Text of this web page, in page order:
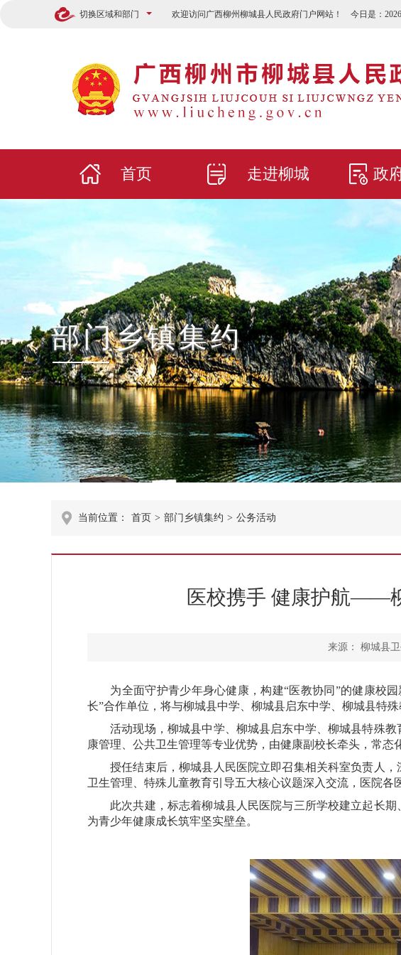
切换区域和部门 欢迎访问广西柳州柳城县人民政府门户网站！ 今日是：
首页 走进柳城 政
部门乡镇集约
当前位置： 首页 > 部门乡镇集约 > 公务活动
医校携手 健康护航——
来源： 柳城县
为全面守护青少年身心健康，构建“医教协同”的健康校园
长”合作单位，将与柳城县中学、柳城县启东中学、柳城县特
活动现场，柳城县中学、柳城县启东中学、柳城县特殊教
康管理、公共卫生管理等专业优势，由健康副校长牵头，常
授任结束后，柳城县人民医院立即召集相关科室负责人，
卫生管理、特殊儿童教育引导五大核心议题深入交流，医院各
此次共建，标志着柳城县人民医院与三所学校建立起长期
为青少年健康成长筑牢坚实壁垒。